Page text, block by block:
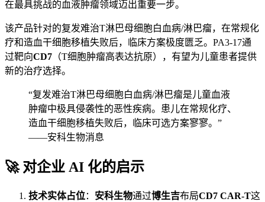
在最具挑战的血液肿瘤领域迈出重要一步。
该产品针对的复发难治T淋巴母细胞白血病/淋巴瘤，在常规化
疗和造血干细胞移植失败后，临床方案极度匮乏。PA3-17通
过靶向CD7 （T细胞肿瘤高表达抗原），有望为儿童患者提供
新的治疗选择。
“复发难治T淋巴母细胞白血病/淋巴瘤是儿童血液
肿瘤中极具侵袭性的恶性疾病。患儿在常规化疗、
造血干细胞移植失败后，临床可选方案寥寥。”
——安科生物消息
🚀 对企业 AI 化的启示
技术实体占位： 安科生物通过博生吉布局CD7 CAR-T这